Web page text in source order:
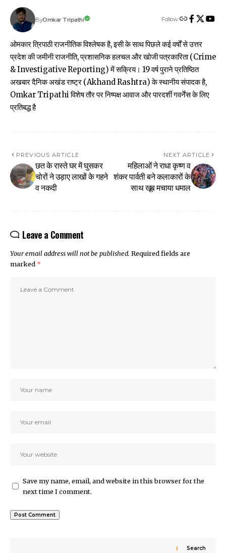
ByOmkar Tripathi Follow:
ओमकार त्रिपाठी राजनीतिक विश्लेषक है, इसी के साथ पिछले कई वर्षों से उत्तर
प्रदेश की जमीनी राजनीति, प्रशासनिक हलचल और खोजी पत्रकारिता (Crime
& Investigative Reporting) में सक्रिय। 19 वर्ष पुराने प्रतिष्ठित
अखबार दैनिक अखंड राष्ट्र (Akhand Rashtra) के स्थानीय संपादक है,
Omkar Tripathi विशेष तौर पर निष्पक्ष आवाज और पारदर्शी गवर्नेंस के लिए
प्रतिबद्ध है
PREVIOUS ARTICLE
छत के रास्ते घर में घुसकर
चोरों ने उड़ाए लाखों के गहने
व नकदी
NEXT ARTICLE
महिलाओं ने राधा कृष्ण व
शंकर पार्वती बने कलाकारों के
साथ खूब मचाया धमाल
Leave a Comment
Your email address will not be published. Required fields are
marked *
Save my name, email, and website in this browser for the
next time I comment.
Search